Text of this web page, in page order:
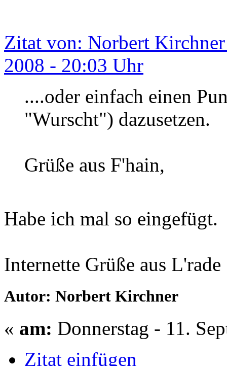
Zitat von: Norbert Kirchner
2008 - 20:03 Uhr
....oder einfach einen
"Wurscht") dazusetzen.
Grüße aus F'hain,
Habe ich mal so eingefügt.
Internette Grüße aus
Autor: Norbert Kirchner
« am: Donnerstag - 11.
Zitat einfügen